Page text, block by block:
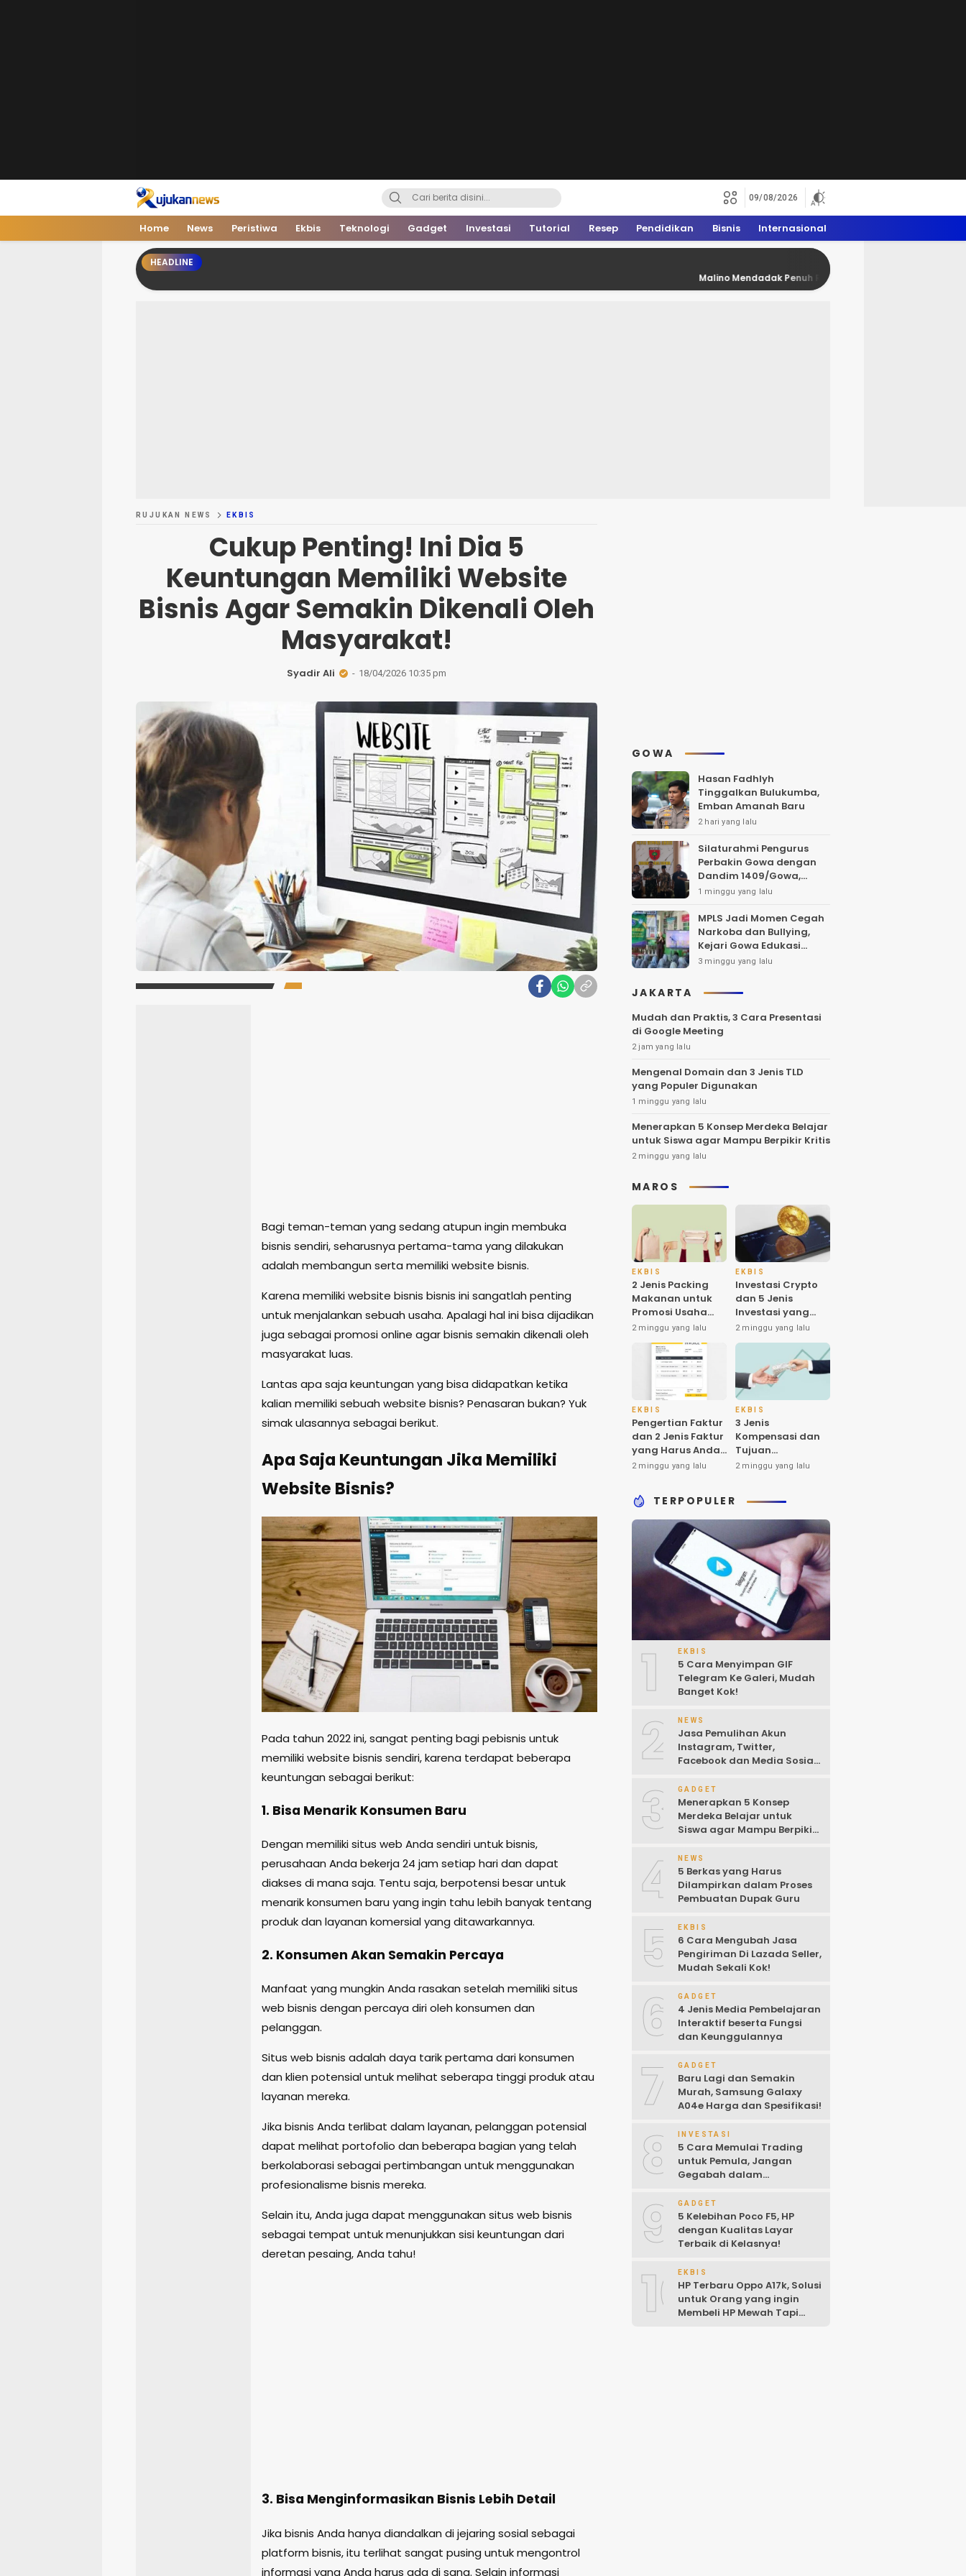
09/08/2026
Home News Peristiwa Ekbis Teknologi Gadget Investasi Tutorial Resep Pendidikan Bisnis Internasional
HEADLINE
Malino Mendadak Penuh Rider Trail, WAM 2026 Dongkrak Ekonomi Warga
RUJUKAN NEWS EKBIS
Cukup Penting! Ini Dia 5
Keuntungan Memiliki Website
Bisnis Agar Semakin Dikenali Oleh
Masyarakat!
Syadir Ali 18/04/2026 10:35 pm
Bagi teman-teman yang sedang atupun ingin membuka
bisnis sendiri, seharusnya pertama-tama yang dilakukan
adalah membangun serta memiliki website bisnis.
Karena memiliki website bisnis bisnis ini sangatlah penting
untuk menjalankan sebuah usaha. Apalagi hal ini bisa dijadikan
juga sebagai promosi online agar bisnis semakin dikenali oleh
masyarakat luas.
Lantas apa saja keuntungan yang bisa didapatkan ketika
kalian memiliki sebuah website bisnis? Penasaran bukan? Yuk
simak ulasannya sebagai berikut.
Apa Saja Keuntungan Jika Memiliki
Website Bisnis?
Pada tahun 2022 ini, sangat penting bagi pebisnis untuk
memiliki website bisnis sendiri, karena terdapat beberapa
keuntungan sebagai berikut:
1. Bisa Menarik Konsumen Baru
Dengan memiliki situs web Anda sendiri untuk bisnis,
perusahaan Anda bekerja 24 jam setiap hari dan dapat
diakses di mana saja. Tentu saja, berpotensi besar untuk
menarik konsumen baru yang ingin tahu lebih banyak tentang
produk dan layanan komersial yang ditawarkannya.
2. Konsumen Akan Semakin Percaya
Manfaat yang mungkin Anda rasakan setelah memiliki situs
web bisnis dengan percaya diri oleh konsumen dan
pelanggan.
Situs web bisnis adalah daya tarik pertama dari konsumen
dan klien potensial untuk melihat seberapa tinggi produk atau
layanan mereka.
Jika bisnis Anda terlibat dalam layanan, pelanggan potensial
dapat melihat portofolio dan beberapa bagian yang telah
berkolaborasi sebagai pertimbangan untuk menggunakan
profesionalisme bisnis mereka.
Selain itu, Anda juga dapat menggunakan situs web bisnis
sebagai tempat untuk menunjukkan sisi keuntungan dari
deretan pesaing, Anda tahu!
3. Bisa Menginformasikan Bisnis Lebih Detail
Jika bisnis Anda hanya diandalkan di jejaring sosial sebagai
platform bisnis, itu terlihat sangat pusing untuk mengontrol
informasi yang Anda harus ada di sana. Selain informasi
GOWA
Hasan Fadhlyh
Tinggalkan Bulukumba,
Emban Amanah Baru
2 hari yang lalu
Silaturahmi Pengurus
Perbakin Gowa dengan
Dandim 1409/Gowa,
Bahas Pengembangan
Pembinaan Atlet
1 minggu yang lalu
MPLS Jadi Momen Cegah
Narkoba dan Bullying,
Kejari Gowa Edukasi
Pelajar Sejak Dini
3 minggu yang lalu
JAKARTA
Mudah dan Praktis, 3 Cara Presentasi
di Google Meeting
2 jam yang lalu
Mengenal Domain dan 3 Jenis TLD
yang Populer Digunakan
1 minggu yang lalu
Menerapkan 5 Konsep Merdeka Belajar
untuk Siswa agar Mampu Berpikir Kritis
2 minggu yang lalu
MAROS
EKBIS
2 Jenis Packing
Makanan untuk
Promosi Usaha
dan Higienitas
Produk
2 minggu yang lalu
EKBIS
Investasi Crypto
dan 5 Jenis
Investasi yang
Banyak Diminati
oleh Investornya
di Indonesia
2 minggu yang lalu
EKBIS
Pengertian Faktur
dan 2 Jenis Faktur
yang Harus Anda
Ketahui
2 minggu yang lalu
EKBIS
3 Jenis
Kompensasi dan
Tujuan
Pemberiannya
2 minggu yang lalu
TERPOPULER
1 EKBIS
5 Cara Menyimpan GIF
Telegram Ke Galeri, Mudah
Banget Kok!
2 NEWS
Jasa Pemulihan Akun
Instagram, Twitter,
Facebook dan Media Sosial
2022)
3 GADGET
Menerapkan 5 Konsep
Merdeka Belajar untuk
Siswa agar Mampu Berpikir
4 NEWS
5 Berkas yang Harus
Dilampirkan dalam Proses
Pembuatan Dupak Guru
5 EKBIS
6 Cara Mengubah Jasa
Pengiriman Di Lazada Seller,
Mudah Sekali Kok!
6 GADGET
4 Jenis Media Pembelajaran
Interaktif beserta Fungsi
dan Keunggulannya
7 GADGET
Baru Lagi dan Semakin
Murah, Samsung Galaxy
A04e Harga dan Spesifikasi!
8 INVESTASI
5 Cara Memulai Trading
untuk Pemula, Jangan
Gegabah dalam
9 GADGET
5 Kelebihan Poco F5, HP
dengan Kualitas Layar
Terbaik di Kelasnya!
10EKBIS
HP Terbaru Oppo A17k, Solusi
untuk Orang yang ingin
Membeli HP Mewah Tapi